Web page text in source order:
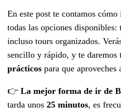
En este post te contamos cómo
todas las opciones disponibles:
incluso tours organizados.
sencillo y rápido, y te daremos
prácticos para que
👉 La mejor forma de ir de
tarda unos 25 minutos, es